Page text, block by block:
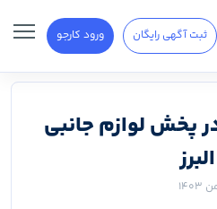
ثبت آگهی رایگان ورود کارجو
پخش لوازم جانبی